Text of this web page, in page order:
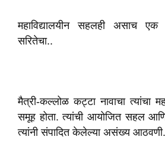
महाविद्यालयीन सहलही असाच
सरितेचा..
मैत्री-कल्लोळ कट्टा नावाचा त्यांचा
समूह होता. त्यांची आयोजित सहल
त्यांनी संपादित केलेल्या असंख्य